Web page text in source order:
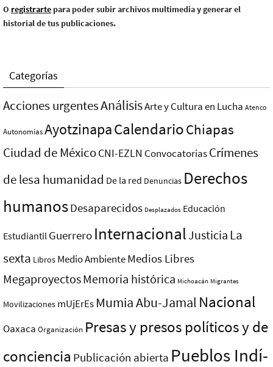
O registrarte para poder subir archivos multimedia y generar el
historial de tus publicaciones.
Categorías
Acciones urgentesAnálisisArte y Cultura en Lucha Atenco
AutonomíasAyotzinapaCalendarioChiapas
Ciudad de MéxicoCNI-EZLN ConvocatoriasCrímenes
de lesa humanidad De la red Denuncias Derechos
humanosDesaparecidos Desplazados Educación
Estudiantil Guerrero InternacionalJusticia La
sexta Libros Medio AmbienteMedios Libres
MegaproyectosMemoria histórica Michoacán Migrantes
Movilizaciones mUjErEs Mumia Abu-Jamal Nacional
Oaxaca Organización Presas y presos polí­ticos y de
conciencia Publicación abierta Pueblos Indí­